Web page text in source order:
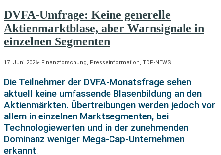
DVFA-Umfrage: Keine generelle
Aktienmarktblase, aber Warnsignale in
einzelnen Segmenten
17. Juni 2026• Finanzforschung, Presseinformation, TOP-NEWS
Die Teilnehmer der DVFA-Monatsfrage sehen
aktuell keine umfassende Blasenbildung an den
Aktienmärkten. Übertreibungen werden jedoch vor
allem in einzelnen Marktsegmenten, bei
Technologiewerten und in der zunehmenden
Dominanz weniger Mega-Cap-Unternehmen
erkannt.